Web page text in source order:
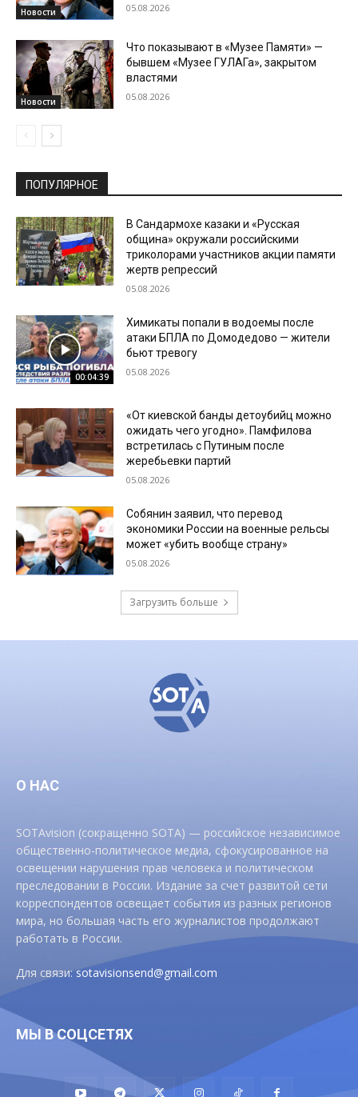
Новости 05.08.2026
Новости
Что показывают в «Музее Памяти» —
бывшем «Музее ГУЛАГа», закрытом
властями
05.08.2026
ПОПУЛЯРНОЕ
В Сандармохе казаки и «Русская
община» окружали российскими
триколорами участников акции памяти
жертв репрессий
05.08.2026
00:04:39
Химикаты попали в водоемы после
атаки БПЛА по Домодедово — жители
бьют тревогу
05.08.2026
«От киевской банды детоубийц можно
ожидать чего угодно». Памфилова
встретилась с Путиным после
жеребьевки партий
05.08.2026
Собянин заявил, что перевод
экономики России на военные рельсы
может «убить вообще страну»
05.08.2026
Загрузить больше
О НАС
SOTAvision (сокращенно SOTA) — российское независимое
общественно-политическое медиа, сфокусированное на
освещении нарушения прав человека и политическом
преследовании в России. Издание за счет развитой сети
корреспондентов освещает события из разных регионов
мира, но большая часть его журналистов продолжают
работать в России.
Для связи:sotavisionsend@gmail.com
МЫ В СОЦСЕТЯХ